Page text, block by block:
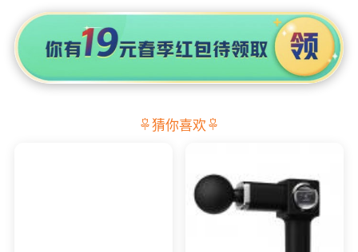
猜你喜欢